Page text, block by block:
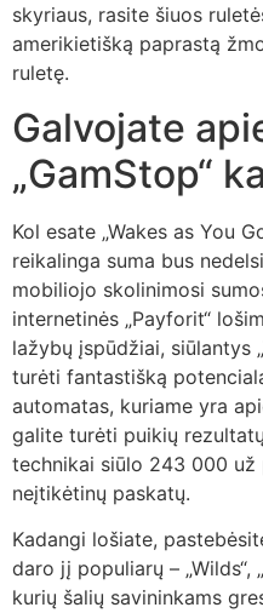
skyriaus, rasite šiuos
amerikietišką paprastą
ruletę.
Galvojate
„GamStop“
Kol esate „Wakes as You
reikalinga suma bus
mobiliojo skolinimosi
internetinės „Payforit“
lažybų įspūdžiai, siūlantys
turėti fantastišką
automatas, kuriame yra
galite turėti puikių
technikai siūlo 243 000
neįtikėtinų paskatų.
Kadangi lošiate,
daro jį populiarų – „Wilds“,
kurių šalių savininkams